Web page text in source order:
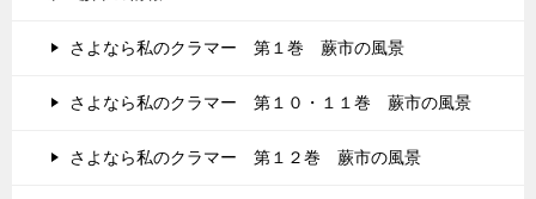
さよなら私のクラマー 第１巻 蕨市の風景
さよなら私のクラマー 第１０・１１巻 蕨市の風景
さよなら私のクラマー 第１２巻 蕨市の風景